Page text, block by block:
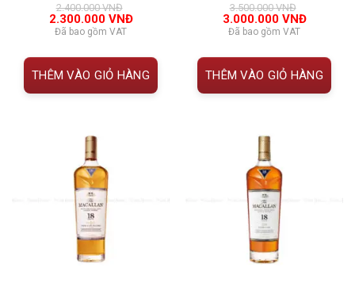
đánh giá
2.400.000VNĐ
Giá
gốc
2.400.000 VNĐ.
2.300.000 VNĐGiá
là:
2.300.000 VNĐ.
Đã bao gồm VAT
THÊM VÀO GIỎ HÀNG
đánh giá
3.500.000VNĐ
Giá
gốc
3.500.000 VNĐ.
3.000.000 VNĐGiá
là:
Đã bao gồm VAT
THÊM VÀO GIỎ HÀNG